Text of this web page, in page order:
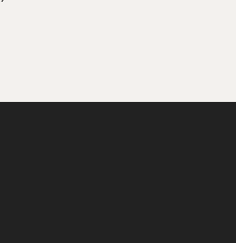
termék